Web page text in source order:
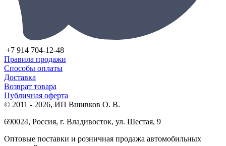
+7 914 704-12-48
Правила продажи
Способы оплаты
Доставка
Возврат товара
Публичная оферта
© 2011 - 2026, ИП Вшивков О. В.
690024, Россия, г. Владивосток, ул. Шестая, 9
Оптовые поставки и розничная продажа автомобильных